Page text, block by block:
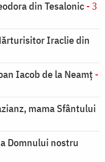
din Tesalonic- 3
Iraclie din
Iacob de la Neamț -
mama Sfântului
Domnului nostru